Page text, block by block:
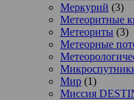
Меркурий (3)
Метеоритные
Метеориты (3)
Метеорные
Мир (1)
Миссия